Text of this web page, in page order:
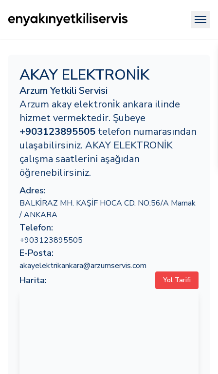
AKAY ELEKTRONİK
Arzum Yetkili Servisi
Arzum akay elektroni̇k ankara ilinde
hizmet vermektedir. Şubeye
+903123895505 telefon numarasından
ulaşabilirsiniz. AKAY ELEKTRONİK
çalışma saatlerini aşağıdan
öğrenebilirsiniz.
Adres:
BALKİRAZ MH. KAŞİF HOCA CD. NO:56/A Mamak
/ ANKARA
Telefon:
+903123895505
E-Posta:
akayelektrikankara@arzumservis.com
Harita: Yol Tarifi